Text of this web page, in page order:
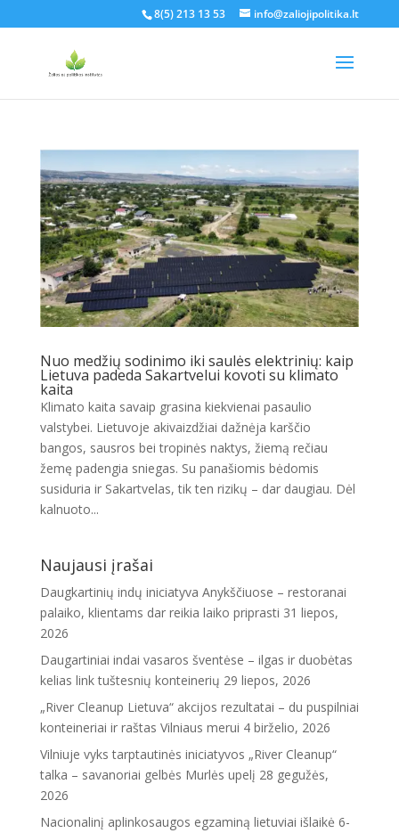
8(5) 213 13 53 info@zaliojipolitika.lt
Nuo medžių sodinimo iki saulės elektrinių: kaip
Lietuva padeda Sakartvelui kovoti su klimato
kaita
Klimato kaita savaip grasina kiekvienai pasaulio
valstybei. Lietuvoje akivaizdžiai dažnėja karščio
bangos, sausros bei tropinės naktys, žiemą rečiau
žemę padengia sniegas. Su panašiomis bėdomis
susiduria ir Sakartvelas, tik ten rizikų – dar daugiau. Dėl
kalnuoto...
Naujausi įrašai
Daugkartinių indų iniciatyva Anykščiuose – restoranai
palaiko, klientams dar reikia laiko priprasti 31 liepos,
2026
Daugartiniai indai vasaros šventėse – ilgas ir duobėtas
kelias link tuštesnių konteinerių 29 liepos, 2026
„River Cleanup Lietuva“ akcijos rezultatai – du puspilniai
konteineriai ir raštas Vilniaus merui 4 birželio, 2026
Vilniuje vyks tarptautinės iniciatyvos „River Cleanup“
talka – savanoriai gelbės Murlės upelį 28 gegužės,
2026
Nacionalinį aplinkosaugos egzaminą lietuviai išlaikė 6-